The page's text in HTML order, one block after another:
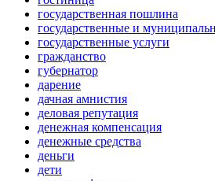
государственная пошлина
государственные и
государственные услуги
гражданство
губернатор
дарение
дачная амнистия
деловая репутация
денежная компенсация
денежные средства
деньги
дети